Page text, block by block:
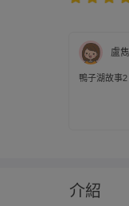
盧
鴨子湖故事
介紹